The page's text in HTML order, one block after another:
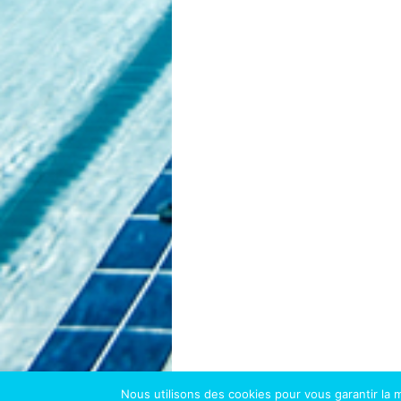
Nous utilisons des cookies pour vous garantir